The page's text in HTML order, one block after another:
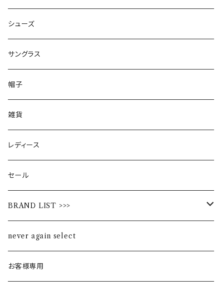
シューズ
サングラス
帽子
雑貨
レディース
セール
BRAND LIST >>>
ALL STAR
Alohaloha
never again select
お客様専用